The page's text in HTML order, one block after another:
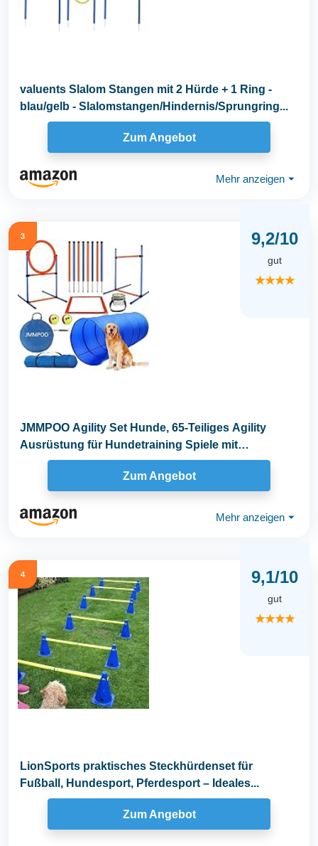
valuents Slalom Stangen mit 2 Hürde + 1 Ring -
blau/gelb - Slalomstangen/Hindernis/Sprungring...
Zum Angebot
Mehr anzeigen ⏷
3 9,2/10
gut
★★★★
JMMPOO Agility Set Hunde, 65-Teiliges Agility
Ausrüstung für Hundetraining Spiele mit
Hundetunnel...
Zum Angebot
Mehr anzeigen ⏷
4 9,1/10
gut
★★★★
LionSports praktisches Steckhürdenset für
Fußball, Hundesport, Pferdesport – Ideales...
Zum Angebot